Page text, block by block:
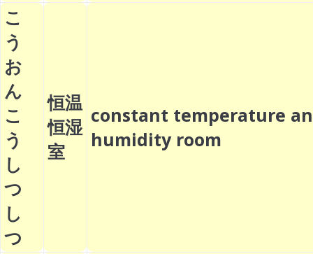
こ
う
お
ん
こ
う
し
つ
し
つ
恒温
恒湿
室
constant temperature
humidity room